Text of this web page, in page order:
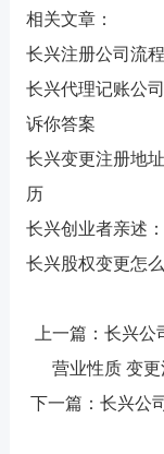
相关文章：
长兴注册公司流
长兴代理记账公
诉你答案
长兴变更注册地
历
长兴创业者亲述
长兴股权变更怎
上一篇：长兴
营业性质 变
下一篇：长兴公